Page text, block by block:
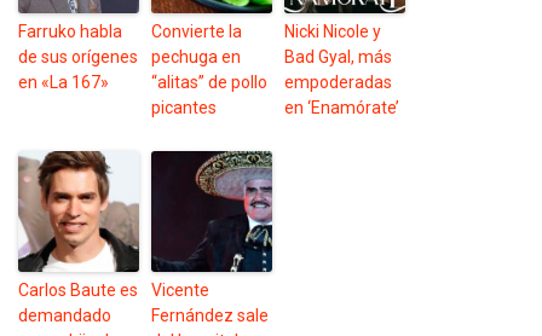
Farruko habla
de sus orígenes
en «La 167»
Convierte la
pechuga en
“alitas” de pollo
picantes
Nicki Nicole y
Bad Gyal, más
empoderadas
en ‘Enamórate’
Carlos Baute es
demandado
Vicente
Fernández sale